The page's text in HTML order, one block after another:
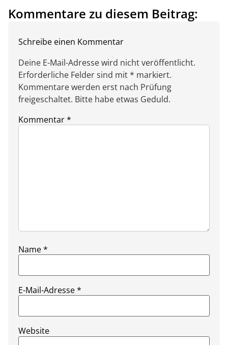
Kommentare zu diesem Beitrag:
Schreibe einen Kommentar
Deine E-Mail-Adresse wird nicht veröffentlicht.
Erforderliche Felder sind mit * markiert.
Kommentare werden erst nach Prüfung
freigeschaltet. Bitte habe etwas Geduld.
Kommentar*
Name*
E-Mail-Adresse*
Website